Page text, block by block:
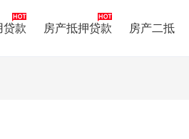
贷款 房产抵押贷款 房产二抵